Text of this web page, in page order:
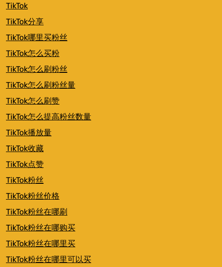
TikTok
TikTok分享
TikTok哪里买粉丝
TikTok怎么买粉
TikTok怎么刷粉丝
TikTok怎么刷粉丝量
TikTok怎么刷赞
TikTok怎么提高粉丝数量
TikTok播放量
TikTok收藏
TikTok点赞
TikTok粉丝
TikTok粉丝价格
TikTok粉丝在哪刷
TikTok粉丝在哪购买
TikTok粉丝在哪里买
TikTok粉丝在哪里可以买